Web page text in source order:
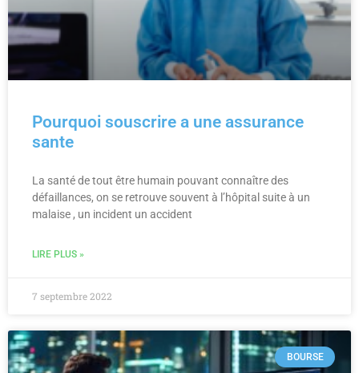
Pourquoi souscrire a une assurance
sante
La santé de tout être humain pouvant connaître des
défaillances, on se retrouve souvent à l’hôpital suite à un
malaise , un incident un accident
LIRE PLUS »
7 septembre 2022
BOURSE